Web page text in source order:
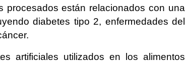
procesados están relacionados con una
diabetes tipo 2, enfermedades del
artificiales utilizados en los alimentos